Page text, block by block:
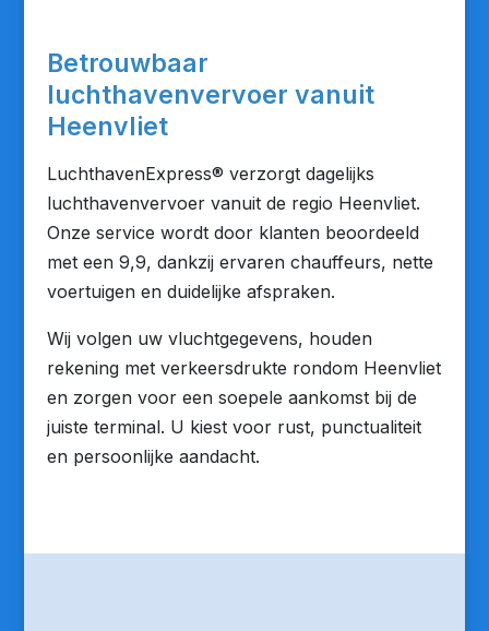
Betrouwbaar
luchthavenvervoer vanuit
Heenvliet
LuchthavenExpress® verzorgt dagelijks
luchthavenvervoer vanuit de regio Heenvliet.
Onze service wordt door klanten beoordeeld
met een 9,9, dankzij ervaren chauffeurs, nette
voertuigen en duidelijke afspraken.
Wij volgen uw vluchtgegevens, houden
rekening met verkeersdrukte rondom Heenvliet
en zorgen voor een soepele aankomst bij de
juiste terminal. U kiest voor rust, punctualiteit
en persoonlijke aandacht.